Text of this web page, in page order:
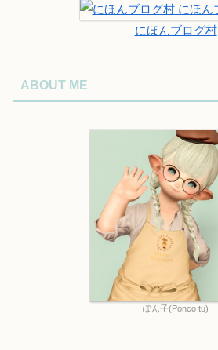
にほんブログ村
ABOUT ME
ぽん子(Ponco tu)